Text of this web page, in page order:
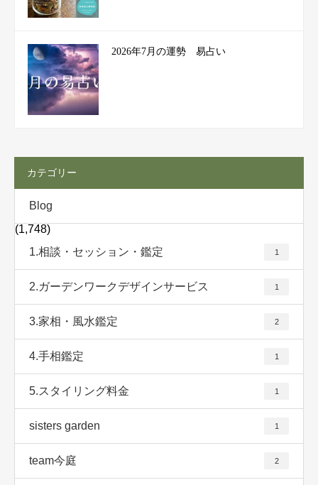
2026年7月の運勢 易占い
カテゴリー
Blog
(1,748)
1.相談・セッション・鑑定
1
2.ガーデンワークデザインサービス 1
3.家相・風水鑑定 2
4.手相鑑定 1
5.スタイリング料金 1
sisters garden 1
team今庭 2